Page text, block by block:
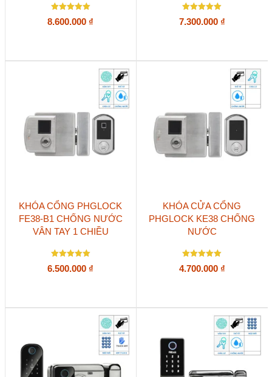
Được xếp
hạng
8.600.000 ₫
Được xếp
hạng
7.300.000 ₫
KHÓA CỔNG PHGLOCK
FE38-B1 CHỐNG NƯỚC
VÂN TAY 1 CHIỀU
Được xếp
hạng
6.500.000 ₫
KHÓA CỬA CỔNG
PHGLOCK KE38 CHỐNG
NƯỚC
Được xếp
hạng
4.700.000 ₫